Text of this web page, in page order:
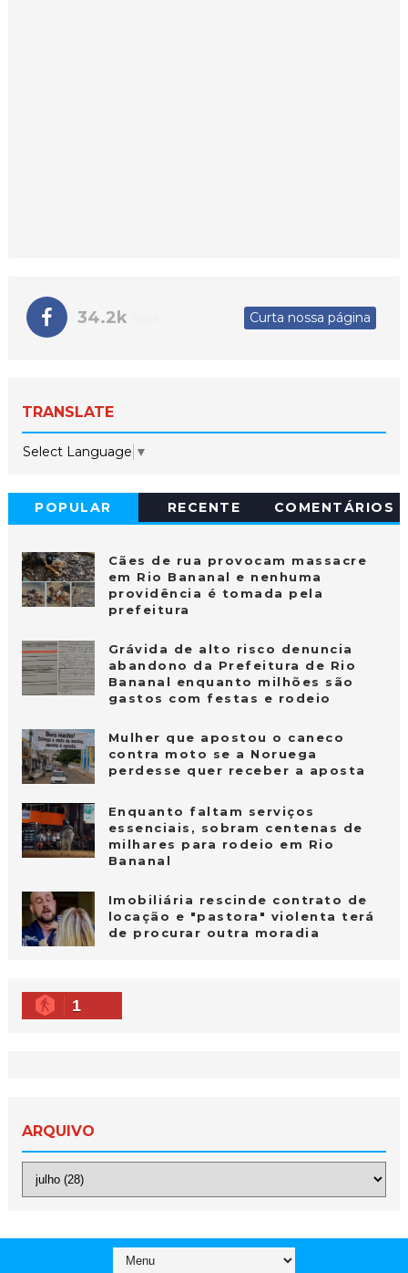
34.2k Curta nossa página
TRANSLATE
Select Language ▼
POPULAR RECENTE COMENTÁRIOS
Cães de rua provocam massacre
em Rio Bananal e nenhuma
providência é tomada pela
prefeitura
Grávida de alto risco denuncia
abandono da Prefeitura de Rio
Bananal enquanto milhões são
gastos com festas e rodeio
Mulher que apostou o caneco
contra moto se a Noruega
perdesse quer receber a aposta
Enquanto faltam serviços
essenciais, sobram centenas de
milhares para rodeio em Rio
Bananal
Imobiliária rescinde contrato de
locação e "pastora" violenta terá
de procurar outra moradia
1
ARQUIVO